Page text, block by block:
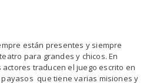
están presentes y siempre
para grandes y chicos. En
actores traducen el juego escrito en
que tiene varias misiones y